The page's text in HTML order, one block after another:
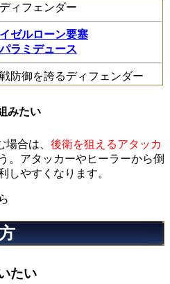
ディフェンダー
イゼルローン要塞
パラミデュース
戦防御を誇るディフェンダー
みたい
合は、 後衛を狙えるアタッカ
。アタッカーやヒーラーから倒
しやすくなります。
たい